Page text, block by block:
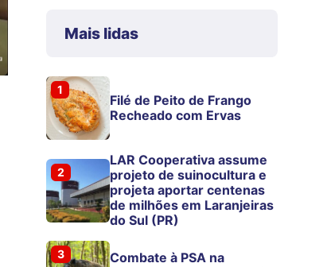
Mais lidas
1
Filé de Peito de Frango
Recheado com Ervas
2
LAR Cooperativa assume
projeto de suinocultura e
projeta aportar centenas
de milhões em Laranjeiras
do Sul (PR)
3
Combate à PSA na